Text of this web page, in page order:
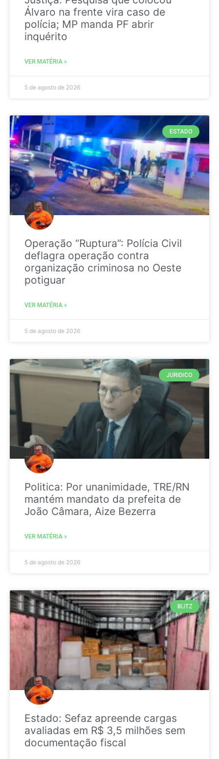
Álvaro na frente vira caso de
polícia; MP manda PF abrir
inquérito
VER MATÉRIA »
5 de agosto de 2026
ESTADO
Operação “Ruptura”: Polícia Civil
deflagra operação contra
organização criminosa no Oeste
potiguar
VER MATÉRIA »
5 de agosto de 2026
JURIDICO
Politica: Por unanimidade, TRE/RN
mantém mandato da prefeita de
João Câmara, Aize Bezerra
VER MATÉRIA »
5 de agosto de 2026
BLITZ
Estado: Sefaz apreende cargas
avaliadas em R$ 3,5 milhões sem
documentação fiscal